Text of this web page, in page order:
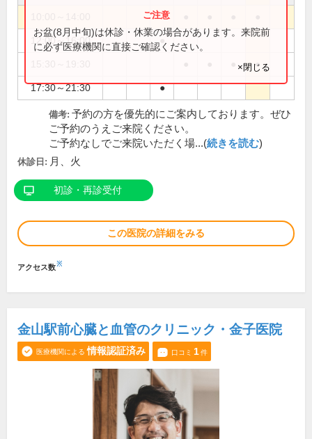
12:00～16:00 ●
●
17:30～21:30 ●
お盆(8月中旬)は休診・休業の場合があります。来院前
に必ず医療機関に直接ご確認ください。
×閉じる
備考: 予約の方を優先的にご案内しております。ぜひ
ご予約のうえご来院ください。
ご予約なしでご来院いただく場...(続きを読む)
休診日: 月、火
初診・再診受付
この医院の詳細をみる
アクセス数※
金山駅前心臓と血管のクリニック・金子医院
医療機関による 情報認証済み 口コミ 1件